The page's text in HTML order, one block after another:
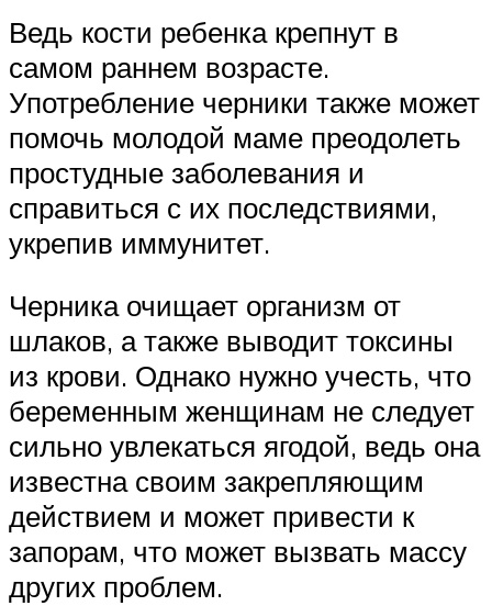
Ведь кости ребенка крепнут в
самом раннем возрасте.
Употребление черники также может
помочь молодой маме преодолеть
простудные заболевания и
справиться с их последствиями,
укрепив иммунитет.
Черника очищает организм от
шлаков, а также выводит токсины
из крови. Однако нужно учесть, что
беременным женщинам не следует
сильно увлекаться ягодой, ведь она
известна своим закрепляющим
действием и может привести к
запорам, что может вызвать массу
других проблем.